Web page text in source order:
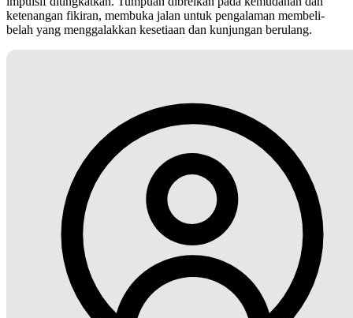
ketenangan fikiran, membuka jalan untuk pengalaman membeli-
belah yang menggalakkan kesetiaan dan kunjungan berulang.